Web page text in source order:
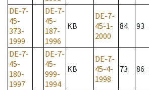
DE-7-
45-
373-
1999
DE-7-
45-
187-
1996
KB
DE-7-
45-1-
2000
84 93
DE-7-
45-
180-
1997
DE-7-
45-
999-
1994
KB
DE-7-
45-4-
1998
73 86